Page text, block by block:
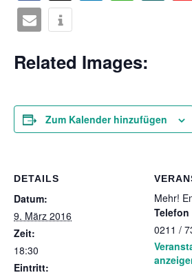
Related Images:
Zum Kalender hinzufügen
DETAILS
Datum:
9. März 2016
Zeit:
18:30
Eintritt:
Mehr!
Telefon
0211 /